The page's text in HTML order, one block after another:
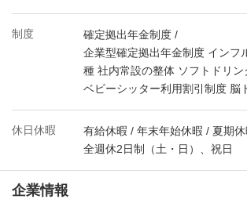
制度
確定拠出年金制度 /
企業型確定拠出年金制度 インフ
種 社内常設の整体 ソフトドリ
ベビーシッター利用割引制度 脳
休日休暇
有給休暇 / 年末年始休暇 / 夏期
全週休2日制（土・日）、祝日
企業情報